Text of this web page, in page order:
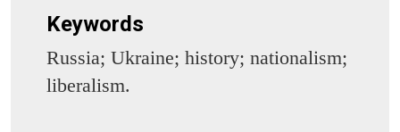
Keywords
Russia; Ukraine; history; nationalism;
liberalism.